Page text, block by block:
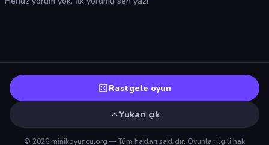
Rastgele oyun
Yukarı çık
© 2026 minikoyuncu.org — Tüm hakları saklıdır. Oyunlar ilgili hak